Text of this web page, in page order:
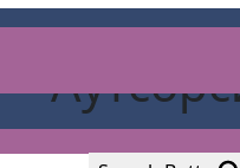
АС